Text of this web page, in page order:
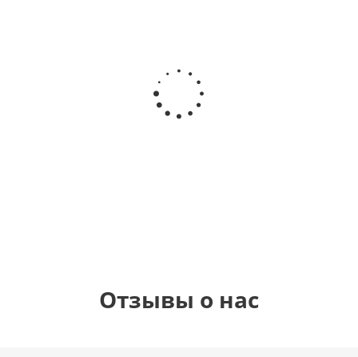
Шар с
днем
рождения,
с
Отзывы о нас